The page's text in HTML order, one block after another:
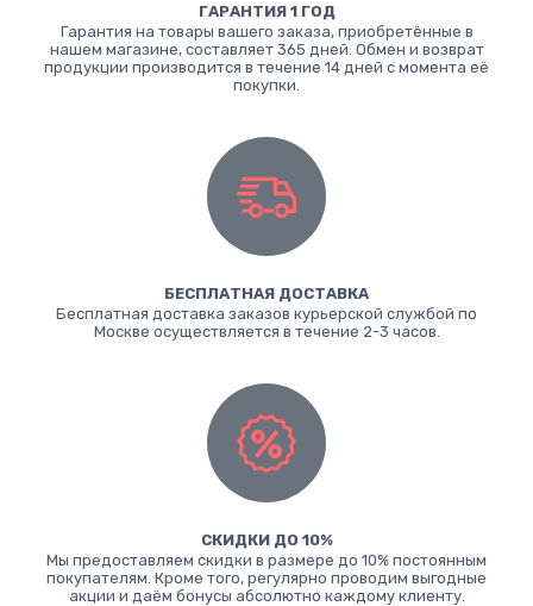
ГАРАНТИЯ 1 ГОД
Гарантия на товары вашего заказа, приобретённые в
нашем магазине, составляет 365 дней. Обмен и возврат
продукции производится в течение 14 дней с момента её
покупки.
БЕСПЛАТНАЯ ДОСТАВКА
Бесплатная доставка заказов курьерской службой по
Москве осуществляется в течение 2-3 часов.
СКИДКИ ДО 10%
Мы предоставляем скидки в размере до 10% постоянным
покупателям. Кроме того, регулярно проводим выгодные
акции и даём бонусы абсолютно каждому клиенту.